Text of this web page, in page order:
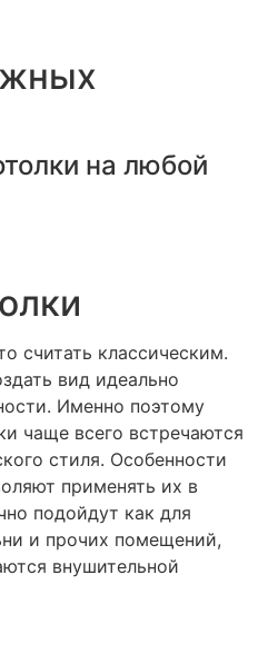
на любой
считать классическим.
вид идеально
Именно поэтому
чаще всего встречаются
стиля. Особенности
применять их в
подойдут как для
и прочих помещений,
внушительной